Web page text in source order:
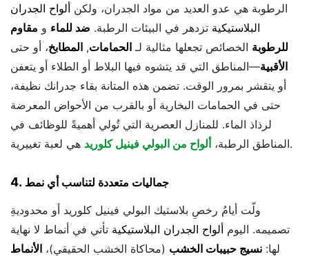
الرطوبة هي عدو العديد من مواد الجدران، ولكن ألواح الجدران
البلاستيكية تزدهر في البيئات الرطبة. ضد للماء و مقاوم
للرطوبة الخصائص تجعلها مثالية لـ الحمامات, المطابخ، أو حتى
الأقبية—المناطق التي قد يتشوه فيها البلاط أو الطلاء أو يتعفن
أو يتقشر بمرور الوقت. تضمن هذه المتانة بقاء جدرانك نظيفة،
حتى في الحمامات البخارية أو بالقرب من الأحواض المعرضة
لرذاذ الماء. للمنازل العصرية التي تُولي أهميةً للوظائف في
المناطق الرطبة،ألواح من البولي فينيل كلوريد هي لعبة تغييرية.
4. جماليات متعددة لتناسب أي نمط
ولّت أيامُ رخصِ بلاستيك البولي فينيل كلوريد أو محدوديةِ
تصميمه. اليوم ألواح الجدران البلاستيكية تأتي في أنماط لا نهاية
لها: نسيج حبيبات الخشب (محاكاة الخشب الحقيقي)، الأنماط